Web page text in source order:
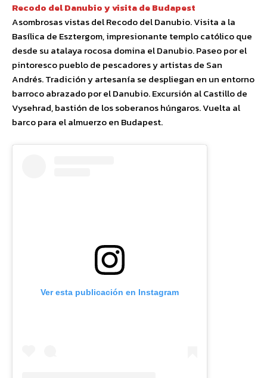
Recodo del Danubio y visita de Budapest
Asombrosas vistas del Recodo del Danubio. Visita a la
Basílica de Esztergom, impresionante templo católico que
desde su atalaya rocosa domina el Danubio. Paseo por el
pintoresco pueblo de pescadores y artistas de San
Andrés. Tradición y artesanía se despliegan en un entorno
barroco abrazado por el Danubio. Excursión al Castillo de
Vysehrad, bastión de los soberanos húngaros. Vuelta al
barco para el almuerzo en Budapest.
Ver esta publicación en Instagram